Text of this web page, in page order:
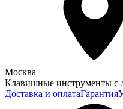
Москва
Клавишные инструменты с
Доставка и оплатаГарантия